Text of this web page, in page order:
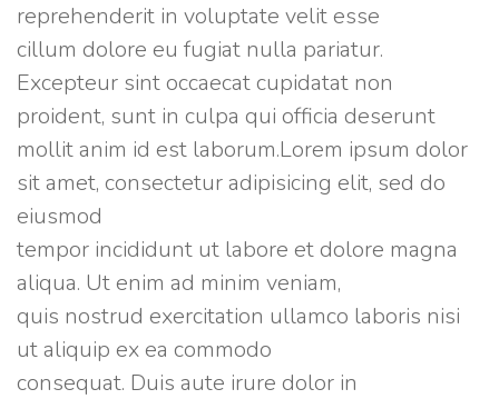
sed
do
eiusmod
tempor
incididunt
ut
labore
et
dolore
magna
aliqua.
reprehenderit in voluptate velit esse
cillum dolore eu fugiat nulla pariatur.
Excepteur sint occaecat cupidatat non
proident, sunt in culpa qui officia deserunt
mollit anim id est laborum.Lorem ipsum dolor
sit amet, consectetur adipisicing elit, sed do
eiusmod
tempor incididunt ut labore et dolore magna
aliqua. Ut enim ad minim veniam,
quis nostrud exercitation ullamco laboris nisi
ut aliquip ex ea commodo
consequat. Duis aute irure dolor in